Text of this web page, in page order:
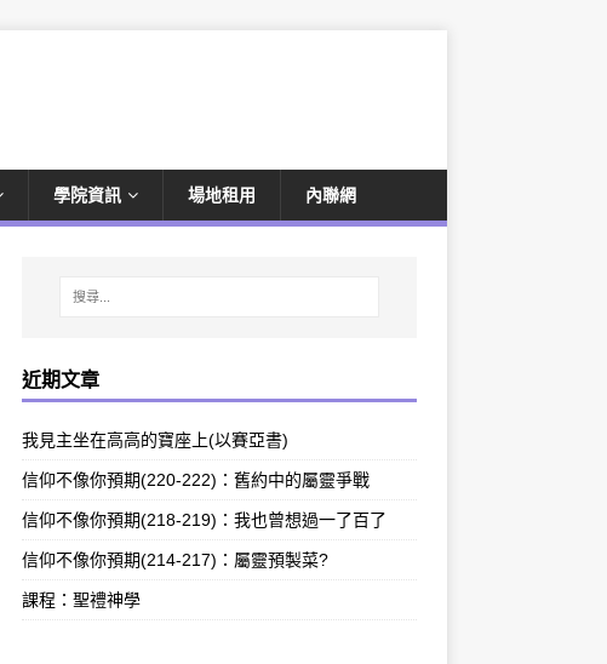
學院資訊 場地租用 內聯網
近期文章
我見主坐在高高的寶座上(以賽亞書)
信仰不像你預期(220-222)：舊約中的屬靈爭戰
信仰不像你預期(218-219)：我也曾想過一了百了
信仰不像你預期(214-217)：屬靈預製菜?
課程：聖禮神學